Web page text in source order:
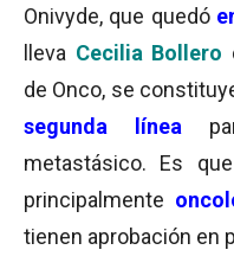
Onivyde, que quedó
lleva Cecilia Bollero
de Onco, se
segunda línea
metastásico. Es
principalmente
tienen aprobación en